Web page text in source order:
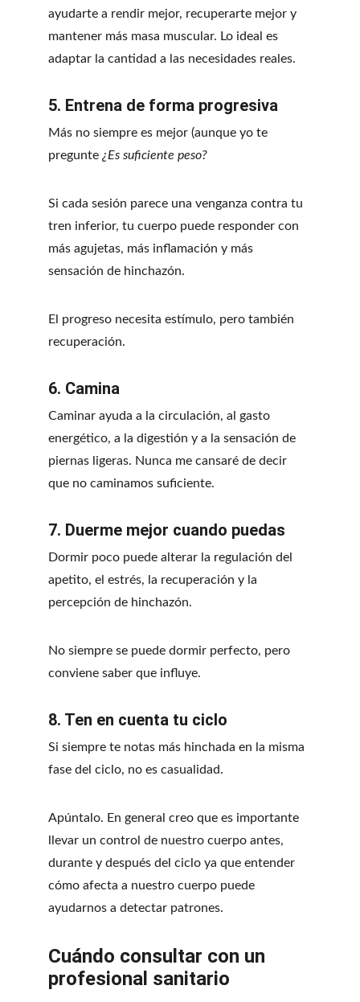
ayudarte a rendir mejor, recuperarte mejor y
mantener más masa muscular. Lo ideal es
adaptar la cantidad a las necesidades reales.
5. Entrena de forma progresiva
Más no siempre es mejor (aunque yo te
pregunte ¿Es suficiente peso?
Si cada sesión parece una venganza contra tu
tren inferior, tu cuerpo puede responder con
más agujetas, más inflamación y más
sensación de hinchazón.
El progreso necesita estímulo, pero también
recuperación.
6. Camina
Caminar ayuda a la circulación, al gasto
energético, a la digestión y a la sensación de
piernas ligeras. Nunca me cansaré de decir
que no caminamos suficiente.
7. Duerme mejor cuando puedas
Dormir poco puede alterar la regulación del
apetito, el estrés, la recuperación y la
percepción de hinchazón.
No siempre se puede dormir perfecto, pero
conviene saber que influye.
8. Ten en cuenta tu ciclo
Si siempre te notas más hinchada en la misma
fase del ciclo, no es casualidad.
Apúntalo. En general creo que es importante
llevar un control de nuestro cuerpo antes,
durante y después del ciclo ya que entender
cómo afecta a nuestro cuerpo puede
ayudarnos a detectar patrones.
Cuándo consultar con un
profesional sanitario